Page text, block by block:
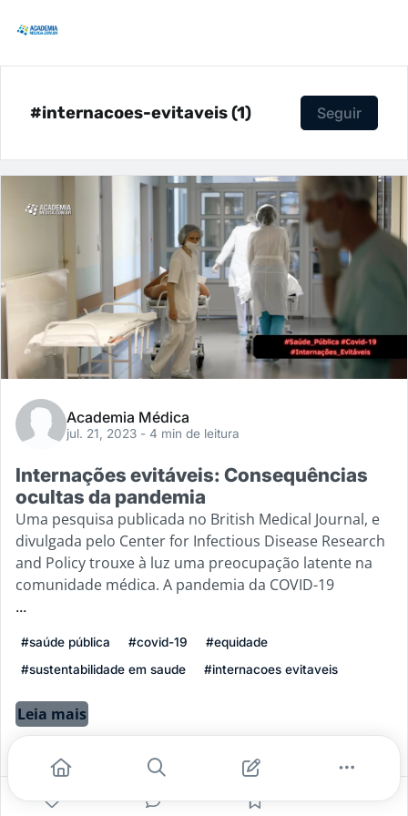
#internacoes-evitaveis (1) Seguir
Academia Médica
jul. 21, 2023 - 4 min de leitura
Internações evitáveis: Consequências
ocultas da pandemia
Uma pesquisa publicada no British Medical Journal, e
divulgada pelo Center for Infectious Disease Research
and Policy trouxe à luz uma preocupação latente na
comunidade médica. A pandemia da COVID-19
...
#saúde pública #covid-19
#equidade
#sustentabilidade em saude
#internacoes evitaveis
Leia mais